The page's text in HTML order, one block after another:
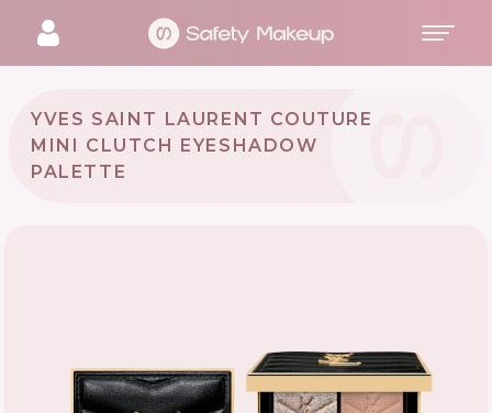
YVES SAINT LAURENT COUTURE
MINI CLUTCH EYESHADOW
PALETTE